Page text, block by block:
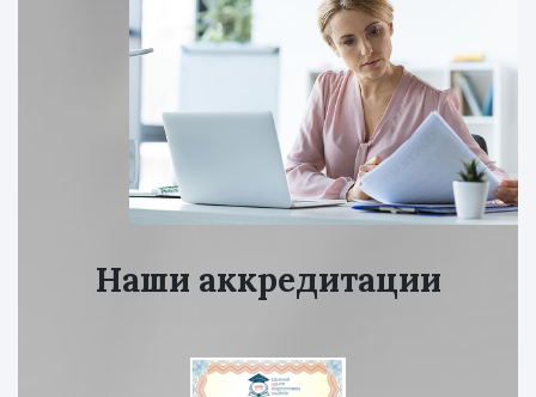
Наши аккредитации